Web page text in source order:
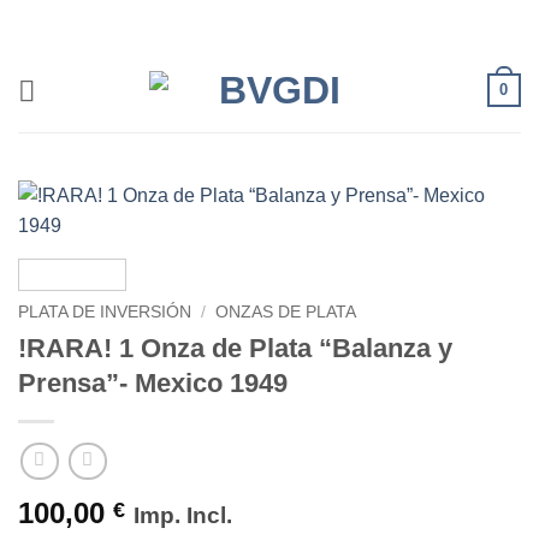
0
PLATA DE INVERSIÓN / ONZAS DE PLATA
!RARA! 1 Onza de Plata “Balanza y
Prensa”- Mexico 1949
100,00 € Imp. Incl.